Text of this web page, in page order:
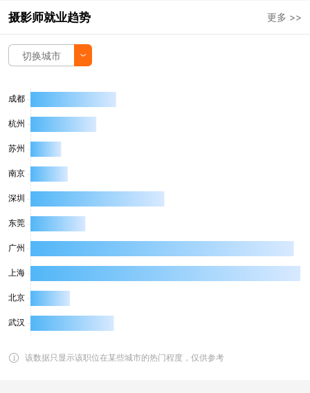
摄影师就业趋势 更多 >>
切换城市
该数据只显示该职位在某些城市的热门程度，仅供参考